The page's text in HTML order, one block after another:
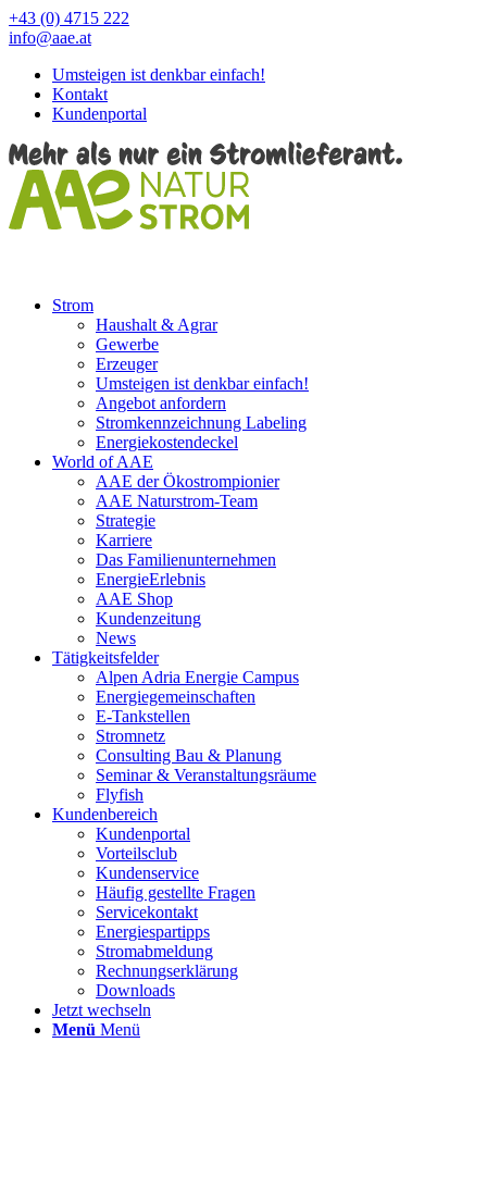
+43 (0) 4715 222
info@aae.at
Umsteigen ist denkbar einfach!
Kontakt
Kundenportal
Strom
Haushalt & Agrar
Gewerbe
Erzeuger
Umsteigen ist denkbar einfach!
Angebot anfordern
Stromkennzeichnung Labeling
Energiekostendeckel
World of AAE
AAE der Ökostrompionier
AAE Naturstrom-Team
Strategie
Karriere
Das Familienunternehmen
EnergieErlebnis
AAE Shop
Kundenzeitung
News
Tätigkeitsfelder
Alpen Adria Energie Campus
Energiegemeinschaften
E-Tankstellen
Stromnetz
Consulting Bau & Planung
Seminar & Veranstaltungsräume
Flyfish
Kundenbereich
Kundenportal
Vorteilsclub
Kundenservice
Häufig gestellte Fragen
Servicekontakt
Energiespartipps
Stromabmeldung
Rechnungserklärung
Downloads
Jetzt wechseln
Menü Menü